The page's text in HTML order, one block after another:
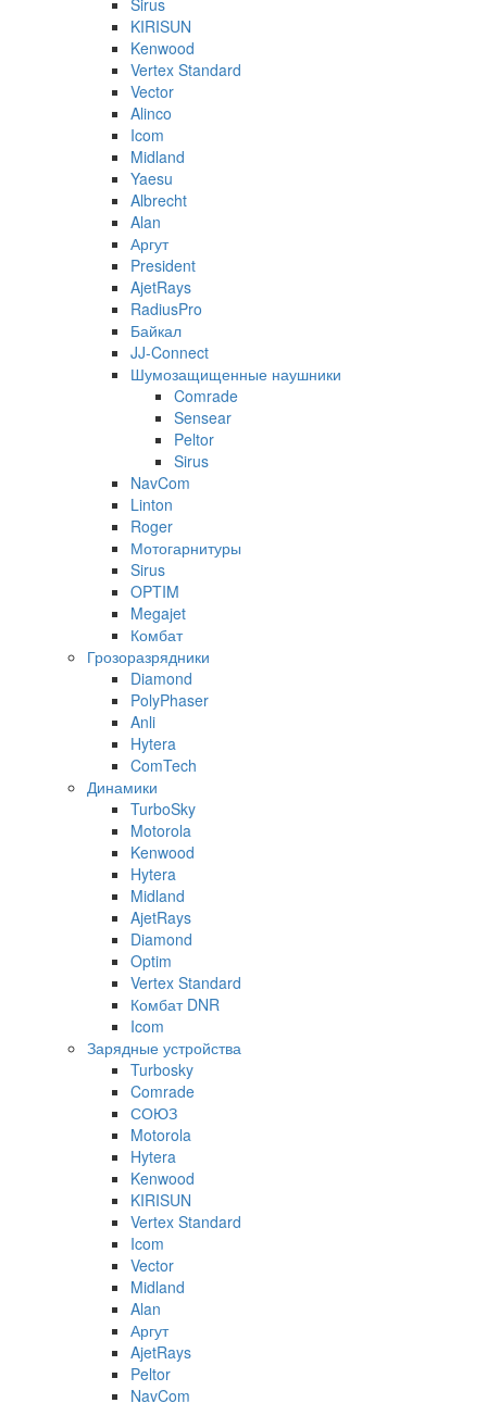
KIRISUN
Kenwood
Vertex Standard
Vector
Alinco
Icom
Midland
Yaesu
Albrecht
Alan
Аргут
President
AjetRays
RadiusPro
Байкал
JJ-Connect
Шумозащищенные наушники
Comrade
Sensear
Peltor
Sirus
NavCom
Linton
Roger
Мотогарнитуры
Sirus
OPTIM
Megajet
Комбат
Грозоразрядники
Diamond
PolyPhaser
Anli
Hytera
ComTech
Динамики
TurboSky
Motorola
Kenwood
Hytera
Midland
AjetRays
Diamond
Optim
Vertex Standard
Комбат DNR
Icom
Зарядные устройства
Turbosky
Comrade
СОЮЗ
Motorola
Hytera
Kenwood
KIRISUN
Vertex Standard
Icom
Vector
Midland
Alan
Аргут
AjetRays
Peltor
NavCom